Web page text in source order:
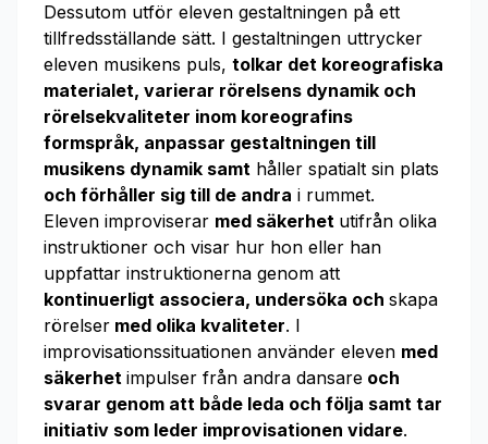
Dessutom utför eleven gestaltningen på ett
tillfredsställande sätt. I gestaltningen uttrycker
eleven musikens puls, tolkar det koreografiska
materialet, varierar rörelsens dynamik och
rörelsekvaliteter inom koreografins
formspråk, anpassar gestaltningen till
musikens dynamik samt håller spatialt sin plats
och förhåller sig till de andra i rummet.
Eleven improviserar med säkerhet utifrån olika
instruktioner och visar hur hon eller han
uppfattar instruktionerna genom att
kontinuerligt associera, undersöka och skapa
rörelser med olika kvaliteter. I
improvisationssituationen använder eleven med
säkerhet impulser från andra dansare och
svarar genom att både leda och följa samt tar
initiativ som leder improvisationen vidare.